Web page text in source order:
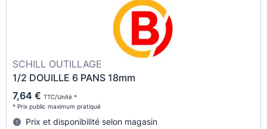
SCHILL OUTILLAGE
1/2 DOUILLE 6 PANS 18mm
7,64 € TTC/Unité *
* Prix public maximum pratiqué
Prix et disponibilité selon magasin